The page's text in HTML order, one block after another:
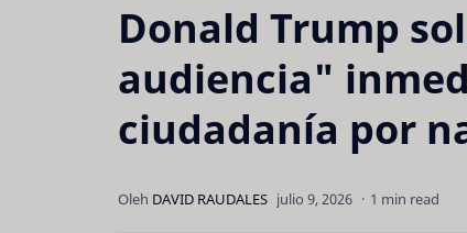
Donald Trump
audiencia"
ciudadanía por
1 min read